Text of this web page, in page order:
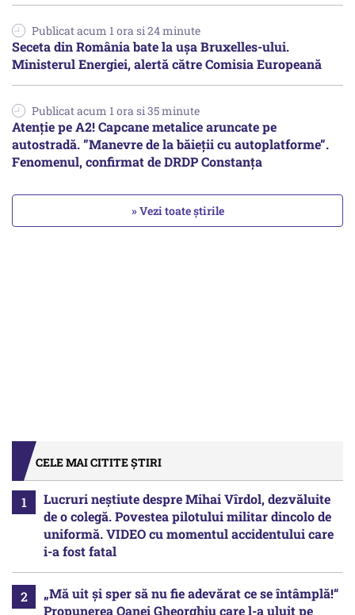
Publicat acum 1 ora si 24 minute
Seceta din România bate la ușa Bruxelles-ului.
Ministerul Energiei, alertă către Comisia Europeană
Publicat acum 1 ora si 35 minute
Atenție pe A2! Capcane metalice aruncate pe
autostradă. ”Manevre de la băieții cu autoplatforme”.
Fenomenul, confirmat de DRDP Constanța
» Vezi toate știrile
CELE MAI CITITE ȘTIRI
Lucruri neștiute despre Mihai Vîrdol, dezvăluite
de o colegă. Povestea pilotului militar dincolo de
uniformă. VIDEO cu momentul accidentului care
i-a fost fatal
„Mă uit și sper să nu fie adevărat ce se întâmplă!“
Propunerea Oanei Gheorghiu care l-a uluit pe